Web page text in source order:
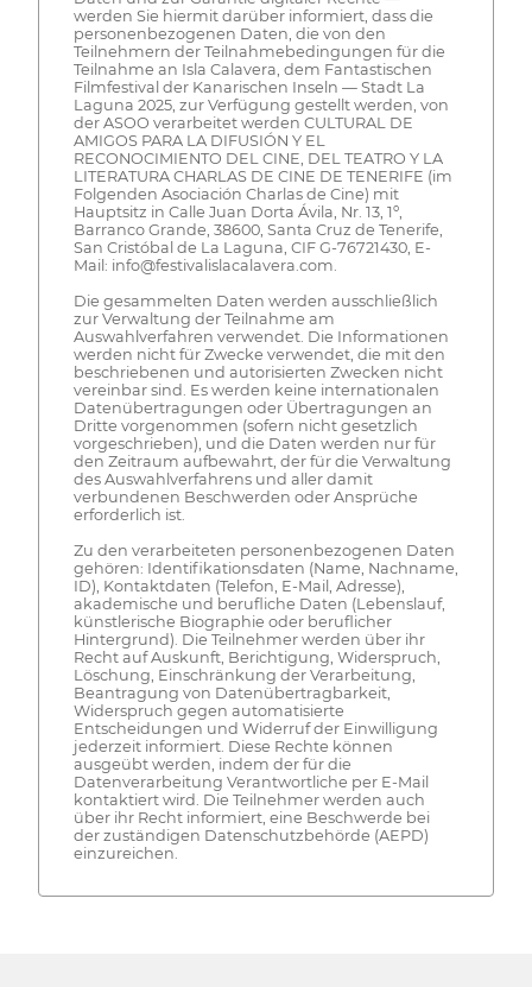
werden Sie hiermit darüber informiert, dass die
personenbezogenen Daten, die von den
Teilnehmern der Teilnahmebedingungen für die
Teilnahme an Isla Calavera, dem Fantastischen
Filmfestival der Kanarischen Inseln — Stadt La
Laguna 2025, zur Verfügung gestellt werden, von
der ASOO verarbeitet werden CULTURAL DE
AMIGOS PARA LA DIFUSIÓN Y EL
RECONOCIMIENTO DEL CINE, DEL TEATRO Y LA
LITERATURA CHARLAS DE CINE DE TENERIFE (im
Folgenden Asociación Charlas de Cine) mit
Hauptsitz in Calle Juan Dorta Ávila, Nr. 13, 1º,
Barranco Grande, 38600, Santa Cruz de Tenerife,
San Cristóbal de La Laguna, CIF G-76721430, E-
Mail: info@festivalislacalavera.com.
Die gesammelten Daten werden ausschließlich
zur Verwaltung der Teilnahme am
Auswahlverfahren verwendet. Die Informationen
werden nicht für Zwecke verwendet, die mit den
beschriebenen und autorisierten Zwecken nicht
vereinbar sind. Es werden keine internationalen
Datenübertragungen oder Übertragungen an
Dritte vorgenommen (sofern nicht gesetzlich
vorgeschrieben), und die Daten werden nur für
den Zeitraum aufbewahrt, der für die Verwaltung
des Auswahlverfahrens und aller damit
verbundenen Beschwerden oder Ansprüche
erforderlich ist.
Zu den verarbeiteten personenbezogenen Daten
gehören: Identifikationsdaten (Name, Nachname,
ID), Kontaktdaten (Telefon, E-Mail, Adresse),
akademische und berufliche Daten (Lebenslauf,
künstlerische Biographie oder beruflicher
Hintergrund). Die Teilnehmer werden über ihr
Recht auf Auskunft, Berichtigung, Widerspruch,
Löschung, Einschränkung der Verarbeitung,
Beantragung von Datenübertragbarkeit,
Widerspruch gegen automatisierte
Entscheidungen und Widerruf der Einwilligung
jederzeit informiert. Diese Rechte können
ausgeübt werden, indem der für die
Datenverarbeitung Verantwortliche per E-Mail
kontaktiert wird. Die Teilnehmer werden auch
über ihr Recht informiert, eine Beschwerde bei
der zuständigen Datenschutzbehörde (AEPD)
einzureichen.